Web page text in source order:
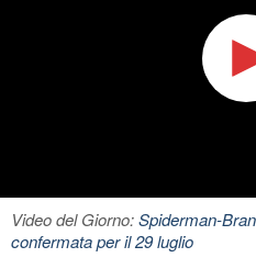
Video del Giorno:Spiderman-
confermata per il 29 luglio